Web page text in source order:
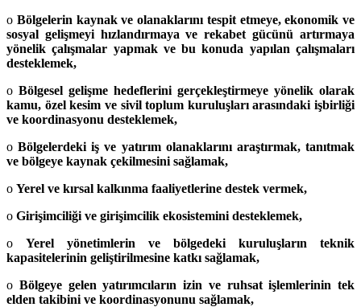
o Bölgelerin kaynak ve olanaklarını tespit etmeye, ekonomik ve
sosyal gelişmeyi hızlandırmaya ve rekabet gücünü artırmaya
yönelik çalışmalar yapmak ve bu konuda yapılan çalışmaları
desteklemek,
o Bölgesel gelişme hedeflerini gerçekleştirmeye yönelik olarak
kamu, özel kesim ve sivil toplum kuruluşları arasındaki işbirliği
ve koordinasyonu desteklemek,
oBölgelerdeki iş ve yatırım olanaklarını araştırmak, tanıtmak
ve bölgeye kaynak çekilmesini sağlamak,
o Yerel ve kırsal kalkınma faaliyetlerine destek vermek,
o Girişimciliği ve girişimcilik ekosistemini desteklemek,
o Yerel yönetimlerin ve bölgedeki kuruluşların teknik
kapasitelerinin geliştirilmesine katkı sağlamak,
o Bölgeye gelen yatırımcıların izin ve ruhsat işlemlerinin tek
elden takibini ve koordinasyonunu sağlamak,